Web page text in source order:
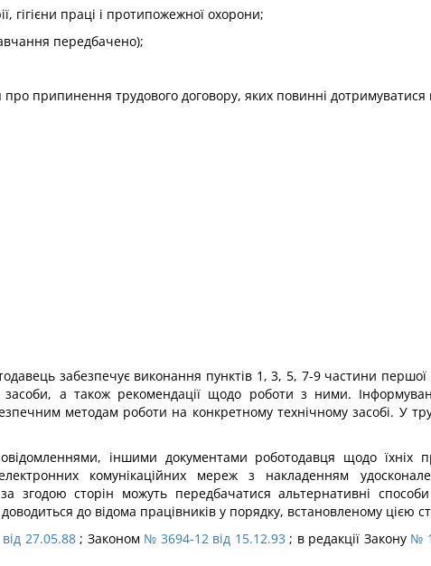
гігієни праці і протипожежної охорони;
передбачено);
припинення трудового договору, яких повинні дотримуватися
забезпечує виконання пунктів 1, 3, 5, 7-9 частини першої
засоби, а також рекомендації щодо роботи з ними.
методам роботи на конкретному технічному засобі. У
іншими документами роботодавця щодо їхніх
комунікаційних мереж з накладенням
згодою сторін можуть передбачатися альтернативні
до відома працівників у порядку, встановленому цією
27.05.88; Законом № 3694-12 від 15.12.93 ; в редакції Закону №